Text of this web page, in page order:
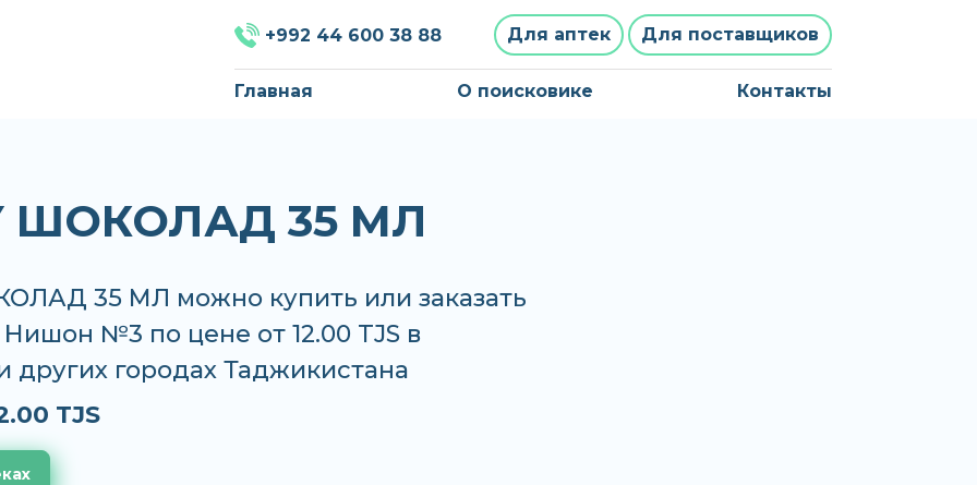
+992 44 600 38 88 Для аптек Для поставщиков
Главная О поисковике Контакты
ШОКОЛАД 35 МЛ
35 МЛ можно купить или заказать
Нишон №3 по цене от 12.00 TJS в
других городах Таджикистана
TJS